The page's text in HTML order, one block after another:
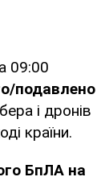
09:00
подавлено
і дронів
країни.
БпЛА на